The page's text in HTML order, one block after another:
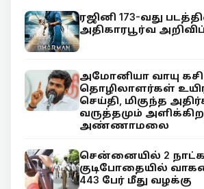
ரஜினி 173-வது
அதிகாரபூர்வ
அமோனியா வாயு
தொழிலாளர்கள்
செய்தி, மிகுந்த
வருத்தமும்
அண்ணாமலை
சென்னையில் 2
குடிபோதையில்
443 பேர் மீது வழக்கு